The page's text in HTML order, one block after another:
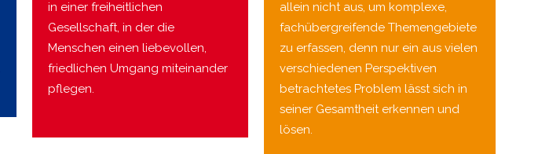
in einer freiheitlichen
Gesellschaft, in der die
Menschen einen liebevollen,
friedlichen Umgang miteinander
pflegen.
allein nicht aus, um komplexe,
fachübergreifende Themengebiete
zu erfassen, denn nur ein aus vielen
verschiedenen Perspektiven
betrachtetes Problem lässt sich in
seiner Gesamtheit erkennen und
lösen.